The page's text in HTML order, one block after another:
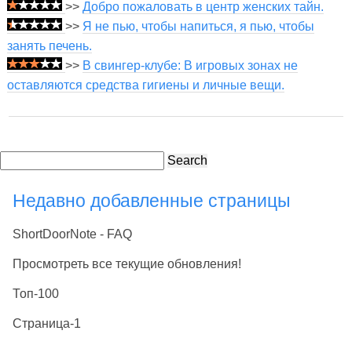
>> Добро пожаловать в центр женских тайн.
>> Я не пью, чтобы напиться, я пью, чтобы
занять печень.
>> В свингер-клубе: В игровых зонах не
оставляются средства гигиены и личные вещи.
Search
Недавно добавленные страницы
ShortDoorNote - FAQ
Просмотреть все текущие обновления!
Топ-100
Страница-1